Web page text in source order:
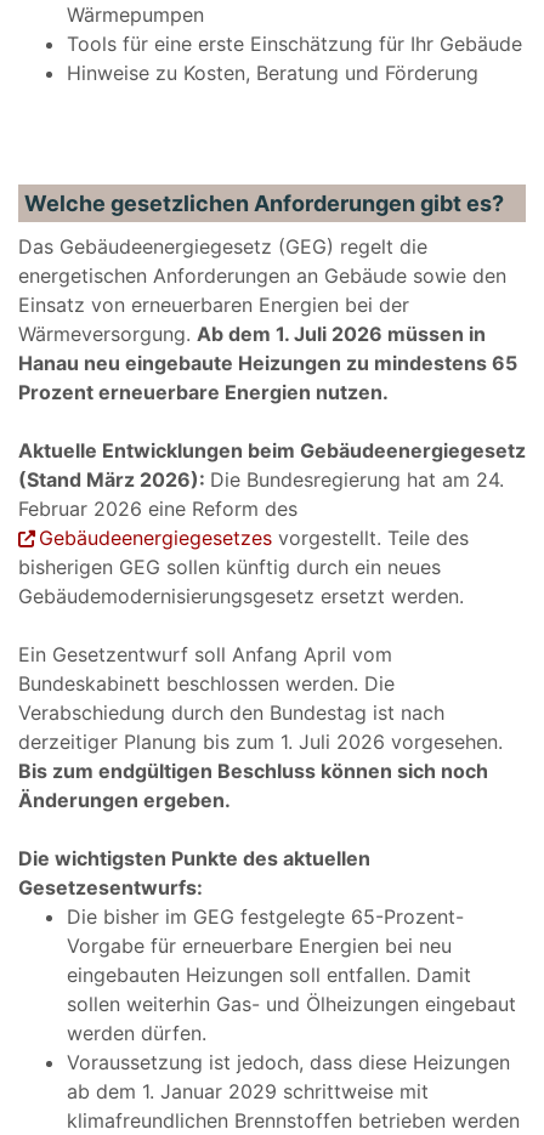
Wärmepumpen
Tools für eine erste Einschätzung für Ihr Gebäude
Hinweise zu Kosten, Beratung und Förderung
Welche gesetzlichen Anforderungen gibt es?
Das Gebäudeenergiegesetz (GEG) regelt die
energetischen Anforderungen an Gebäude sowie den
Einsatz von erneuerbaren Energien bei der
Wärmeversorgung. Ab dem 1. Juli 2026 müssen in
Hanau neu eingebaute Heizungen zu mindestens 65
Prozent erneuerbare Energien nutzen.
Aktuelle Entwicklungen beim Gebäudeenergiegesetz
(Stand März 2026): Die Bundesregierung hat am 24.
Februar 2026 eine Reform des
Gebäudeenergiegesetzes vorgestellt. Teile des
bisherigen GEG sollen künftig durch ein neues
Gebäudemodernisierungsgesetz ersetzt werden.
Ein Gesetzentwurf soll Anfang April vom
Bundeskabinett beschlossen werden. Die
Verabschiedung durch den Bundestag ist nach
derzeitiger Planung bis zum 1. Juli 2026 vorgesehen.
Bis zum endgültigen Beschluss können sich noch
Änderungen ergeben.
Die wichtigsten Punkte des aktuellen
Gesetzesentwurfs:
Die bisher im GEG festgelegte 65-Prozent-
Vorgabe für erneuerbare Energien bei neu
eingebauten Heizungen soll entfallen. Damit
sollen weiterhin Gas- und Ölheizungen eingebaut
werden dürfen.
Voraussetzung ist jedoch, dass diese Heizungen
ab dem 1. Januar 2029 schrittweise mit
klimafreundlichen Brennstoffen betrieben werden